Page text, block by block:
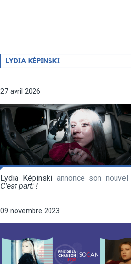
Filtrer
par
LYDIA KÉPINSKI
27 avril 2026
Lydia Képinskiannonce son nouvel
C’est parti !
09 novembre 2023